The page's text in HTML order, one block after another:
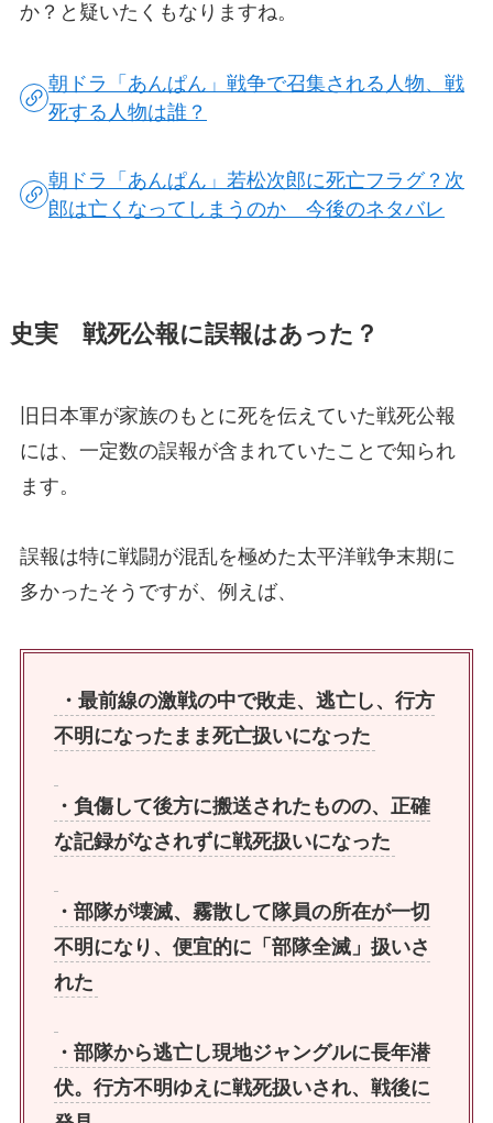
か？と疑いたくもなりますね。
朝ドラ「あんぱん」戦争で召集される人物、戦
死する人物は誰？
朝ドラ「あんぱん」若松次郎に死亡フラグ？次
郎は亡くなってしまうのか 今後のネタバレ
史実 戦死公報に誤報はあった？
旧日本軍が家族のもとに死を伝えていた戦死公報
には、一定数の誤報が含まれていたことで知られ
ます。
誤報は特に戦闘が混乱を極めた太平洋戦争末期に
多かったそうですが、例えば、
・最前線の激戦の中で敗走、逃亡し、行方
不明になったまま死亡扱いになった
・負傷して後方に搬送されたものの、正確
な記録がなされずに戦死扱いになった
・部隊が壊滅、霧散して隊員の所在が一切
不明になり、便宜的に「部隊全滅」扱いさ
れた
・部隊から逃亡し現地ジャングルに長年潜
伏。行方不明ゆえに戦死扱いされ、戦後に